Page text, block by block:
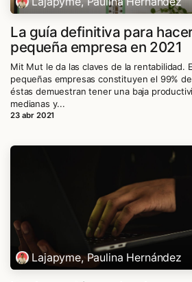
La guía definitiva para
pequeña empresa en 2021
Mit Mut le da las claves de la rentabilidad.
pequeñas empresas constituyen el 99%
éstas demuestran tener una baja
medianas y...
23 abr 2021
Lajapyme, Paulina Hernández